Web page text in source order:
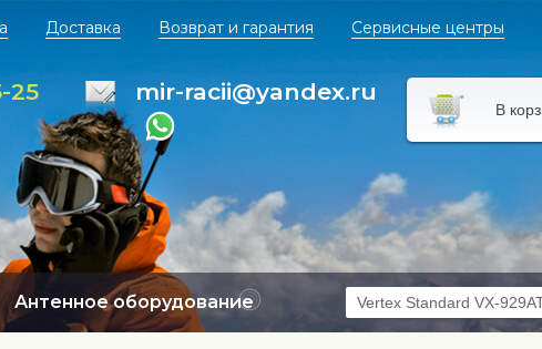
Доставка Возврат и гарантия Сервисные центры
25 mir-racii@yandex.ru
В
Антенное оборудование